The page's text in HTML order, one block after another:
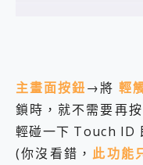
主畫面按鈕→將輕
鎖時，就不需要再
輕碰一下 Touch ID
(你沒看錯，此功能